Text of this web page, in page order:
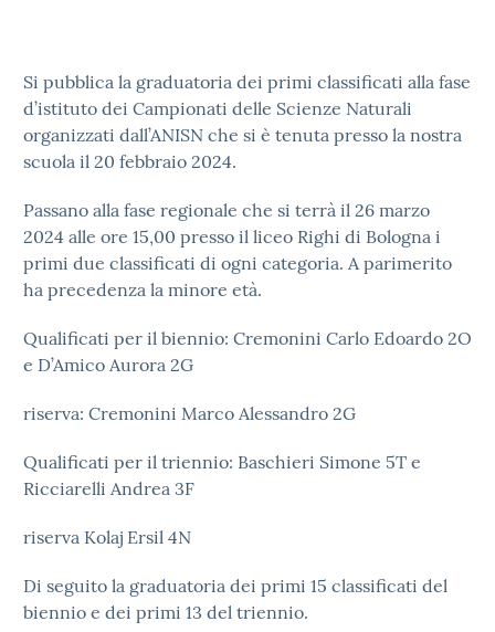
Si pubblica la graduatoria dei primi classificati alla fase
d’istituto dei Campionati delle Scienze Naturali
organizzati dall’ANISN che si è tenuta presso la nostra
scuola il 20 febbraio 2024.
Passano alla fase regionale che si terrà il 26 marzo
2024 alle ore 15,00 presso il liceo Righi di Bologna i
primi due classificati di ogni categoria. A parimerito
ha precedenza la minore età.
Qualificati per il biennio: Cremonini Carlo Edoardo 2O
e D’Amico Aurora 2G
riserva: Cremonini Marco Alessandro 2G
Qualificati per il triennio: Baschieri Simone 5T e
Ricciarelli Andrea 3F
riserva Kolaj Ersil 4N
Di seguito la graduatoria dei primi 15 classificati del
biennio e dei primi 13 del triennio.